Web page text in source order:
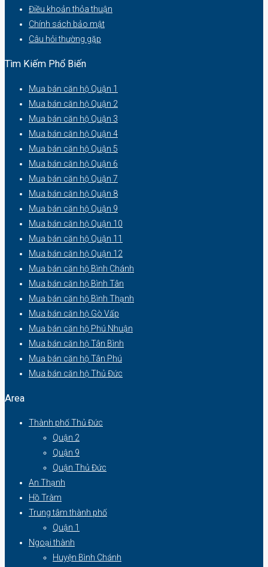
Điều khoản thỏa thuận
Chính sách bảo mật
Câu hỏi thường gặp
Tìm Kiếm Phổ Biến
Mua bán căn hộ Quận 1
Mua bán căn hộ Quận 2
Mua bán căn hộ Quận 3
Mua bán căn hộ Quận 4
Mua bán căn hộ Quận 5
Mua bán căn hộ Quận 6
Mua bán căn hộ Quận 7
Mua bán căn hộ Quận 8
Mua bán căn hộ Quận 9
Mua bán căn hộ Quận 10
Mua bán căn hộ Quận 11
Mua bán căn hộ Quận 12
Mua bán căn hộ Bình Chánh
Mua bán căn hộ Bình Tân
Mua bán căn hộ Bình Thạnh
Mua bán căn hộ Gò Vấp
Mua bán căn hộ Phú Nhuận
Mua bán căn hộ Tân Bình
Mua bán căn hộ Tân Phú
Mua bán căn hộ Thủ Đức
Area
Thành phố Thủ Đức
Quận 2
Quận 9
Quận Thủ Đức
An Thạnh
Hồ Tràm
Trung tâm thành phố
Quận 1
Ngoại thành
Huyện Bình Chánh